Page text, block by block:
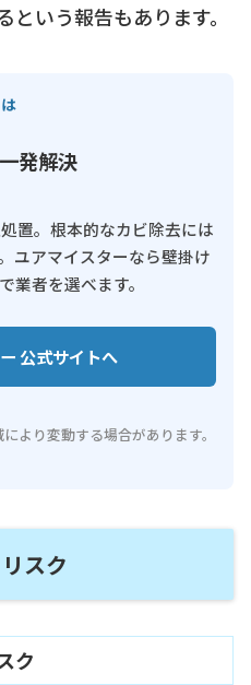
いう報告もあります。
発解決
置。根本的なカビ除去には
ユアマイスターなら壁掛け
業者を選べます。
公式サイトへ
より変動する場合があります。
スク
ク